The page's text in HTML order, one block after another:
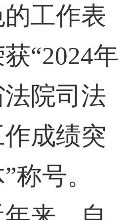
工作表
“2024年
院司法
成绩突
称号。